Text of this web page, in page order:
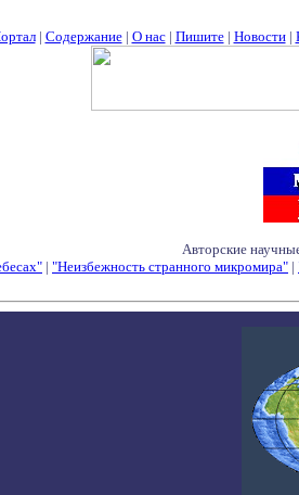
| Содержание| О нас| Пишите| Новости|
Авторские
| "Неизбежность странного микромира" |